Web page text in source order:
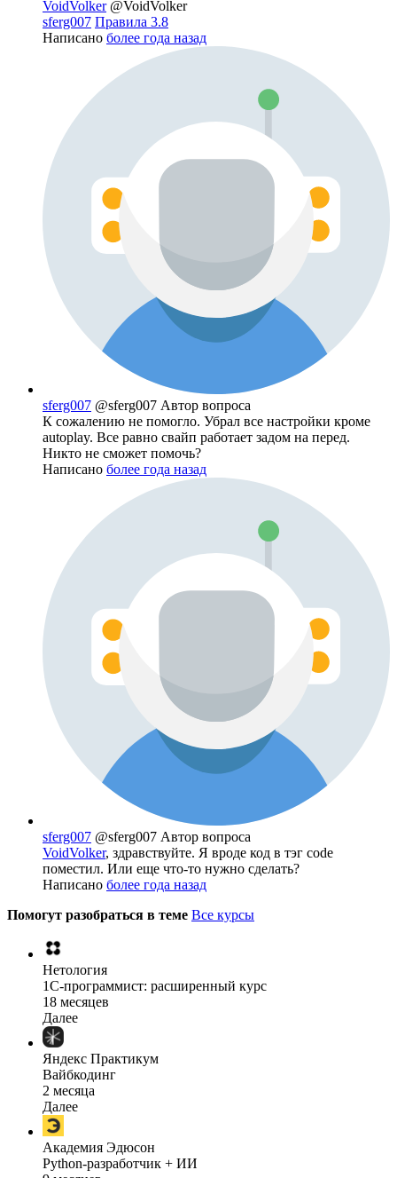
VoidVolker @VoidVolker
sferg007 Правила 3.8
Написано более года назад
sferg007 @sferg007 Автор вопроса
К сожалению не помогло. Убрал все настройки кроме
autoplay. Все равно свайп работает задом на перед.
Никто не сможет помочь?
Написано более года назад
sferg007 @sferg007 Автор вопроса
VoidVolker, здравствуйте. Я вроде код в тэг code
поместил. Или еще что-то нужно сделать?
Написано более года назад
Помогут разобраться в теме Все курсы
Нетология
1C-программист: расширенный курс
18 месяцев
Далее
Яндекс Практикум
Вайбкодинг
2 месяца
Далее
Академия Эдюсон
Python-разработчик + ИИ